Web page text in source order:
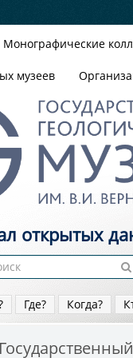
Монографические
музеев
открытых
Где? Когда?